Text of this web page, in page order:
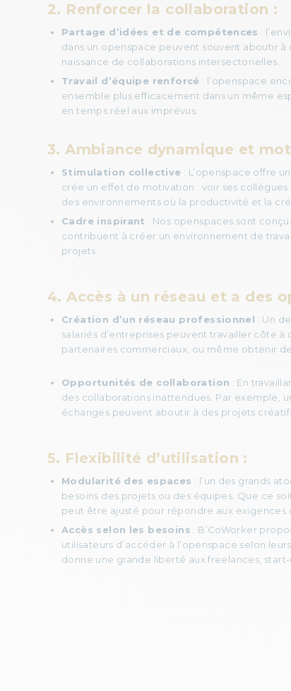
2. Renforcer la collaboration :
Partage d’idées et de compétences :
dans un openspace peuvent souvent aboutir
naissance de collaborations intersectorielles.
Travail d’équipe renforcé : l’openspace
ensemble plus efficacement dans un même
en temps réel aux imprévus.
3.Ambiance dynamique et
Stimulation collective : L’openspace offre
crée un effet de motivation : voir ses
des environnements où la productivité et la
Cadre inspirant : Nos openspaces sont
contribuent à créer un environnement de
projets.
4. Accès à un réseau et a des
Création d’un réseau professionnel : Un
salariés d’entreprises peuvent travailler côte
partenaires commerciaux, ou même obtenir
Opportunités de collaboration : En
des collaborations inattendues. Par exemple,
échanges peuvent aboutir à des projets
5. Flexibilité d’utilisation :
Modularité des espaces : l’un des grands
besoins des projets ou des équipes. Que ce
peut être ajusté pour répondre aux exigences
Accès selon les besoins : B’CoWorker
utilisateurs d’accéder à l’openspace selon
donne une grande liberté aux freelances,